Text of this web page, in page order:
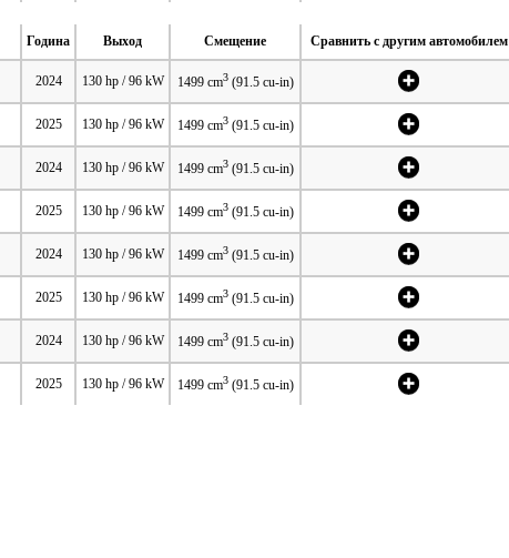
Година Выход Смещение Сравнить с другим автомобилем
2024 130 hp / 96 kW 1499 cm3(91.5 cu-in)
2025 130 hp / 96 kW 1499 cm3(91.5 cu-in)
2024 130 hp / 96 kW 1499 cm3(91.5 cu-in)
2025 130 hp / 96 kW 1499 cm3(91.5 cu-in)
2024 130 hp / 96 kW 1499 cm3(91.5 cu-in)
2025 130 hp / 96 kW 1499 cm3(91.5 cu-in)
2024 130 hp / 96 kW 1499 cm3(91.5 cu-in)
2025 130 hp / 96 kW 1499 cm3(91.5 cu-in)